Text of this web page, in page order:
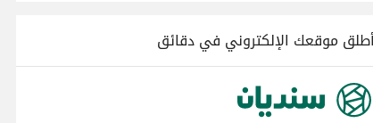
أطلق موقعك الإلكتروني في دقائق